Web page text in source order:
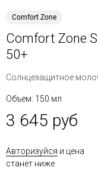
Comfort Zone
Comfort Zone
50+
Солнцезащитное
Объем: 150 мл
3 645 руб
Авторизуйся и цена
станет ниже